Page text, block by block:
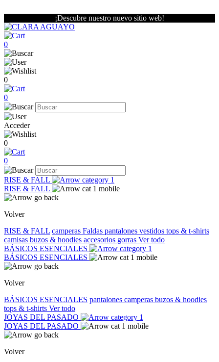
¡Descubre nuestro nuevo sitio web!
0
0
0
Acceder
0
0
RISE & FALL
RISE & FALL
Volver
RISE & FALL camperas Faldas pantalones vestidos tops & t-shirts
camisas buzos & hoodies accesorios gorras Ver todo
BÁSICOS ESENCIALES
BÁSICOS ESENCIALES
Volver
BÁSICOS ESENCIALES pantalones camperas buzos & hoodies
tops & t-shirts Ver todo
JOYAS DEL PASADO
JOYAS DEL PASADO
Volver